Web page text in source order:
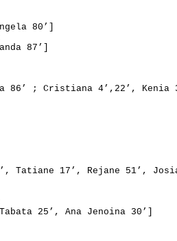
80’]
87’]
86’ ; Cristiana 4’ ,22’, Kenia
, Tatiane 17’ , Rejane 51’ ,
Tabata 25’ , Ana Jenoina 30’]